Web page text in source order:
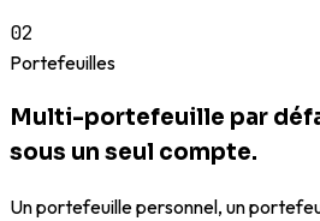
02
Portefeuilles
Multi-portefeuille par
sous un seul compte.
Un portefeuille personnel, un